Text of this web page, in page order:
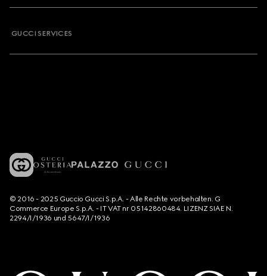
GUCCI SERVICES
© 2016 - 2025 Guccio Gucci S.p.A. - Alle Rechte vorbehalten. G
Commerce Europe S.p.A. - IT VAT nr 05142860484. LIZENZ SIAE N.
2294/I/1936 und 5647/I/1936